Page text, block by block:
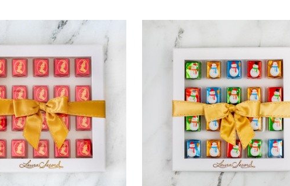
Keep me up to date on news and offers
Ne manque rien,